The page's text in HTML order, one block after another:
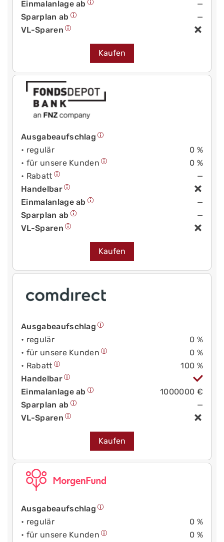
Einmalanlage ab
—
Sparplan ab
—
VL-Sparen
Kaufen
Ausgabeaufschlag
• regulär
0 %
• für unsere Kunden
0 %
• Rabatt
—
Handelbar
Einmalanlage ab
—
Sparplan ab
—
VL-Sparen
Kaufen
Ausgabeaufschlag
• regulär
0 %
• für unsere Kunden
0 %
• Rabatt
100 %
Handelbar
Einmalanlage ab
1000000 €
Sparplan ab
—
VL-Sparen
Kaufen
Ausgabeaufschlag
• regulär
0 %
• für unsere Kunden
0 %